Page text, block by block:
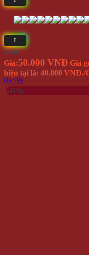
Giá
Giá:50.000 VNĐ Giá
hiện tại là: 40.000 VNĐ./
Đọc tiếp
-21%